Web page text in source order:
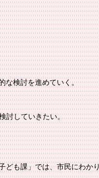
な検討を進めていく。
討していきたい。
も課」では、市民にわか